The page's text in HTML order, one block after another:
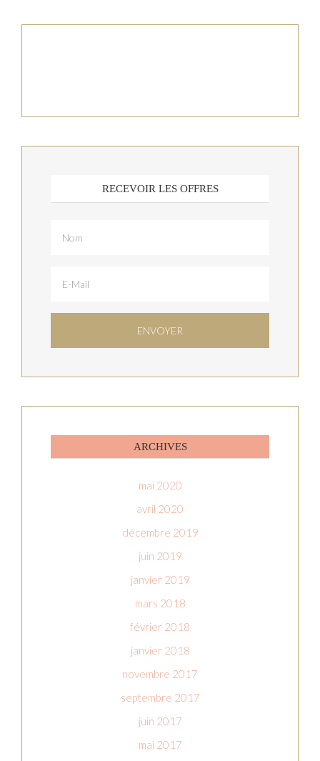
RECEVOIR LES OFFRES
ARCHIVES
mai 2020
avril 2020
décembre 2019
juin 2019
janvier 2019
mars 2018
février 2018
janvier 2018
novembre 2017
septembre 2017
juin 2017
mai 2017